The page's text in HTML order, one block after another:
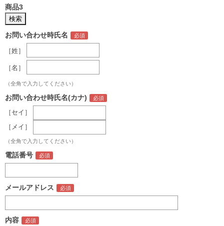
商品3
お問い合わせ時氏名
［姓］
［名］
（全角で入力してください）
お問い合わせ時氏名(カナ)
［セイ］
［メイ］
（全角で入力してください）
電話番号
メールアドレス
内容